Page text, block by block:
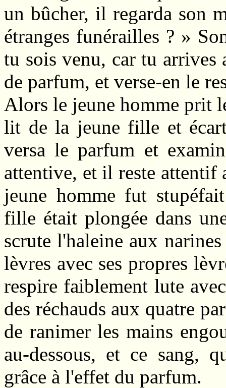
un bûcher, il regarda son
étranges funérailles ? »
tu sois venu, car tu arrives
de parfum, et verse-en le
Alors le jeune homme prit
lit de la jeune fille et
versa le parfum et
attentive, et il reste attentif
jeune homme fut
fille était plongée dans
scrute l'haleine aux
lèvres avec ses propres
respire faiblement lute
des réchauds aux quatre
de ranimer les mains
au-dessous, et ce sang,
grâce à l'effet du parfum.